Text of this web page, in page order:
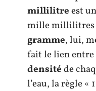
millilitreest
mille millilitres
gramme, lui,
fait le lien entre
densitéde
l’eau, la règle «